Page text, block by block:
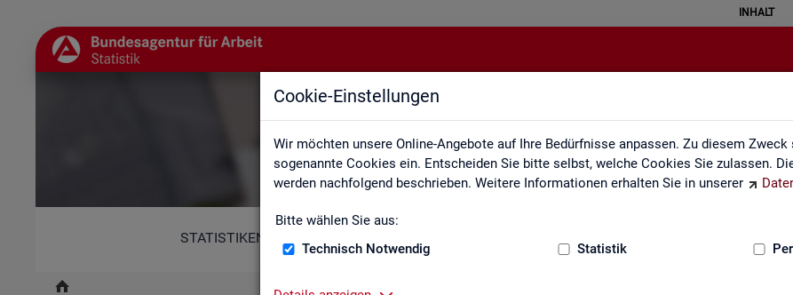
Cookie-Einstellungen
Wir möchten unsere Online-Angebote auf Ihre Bedürfnisse anpassen. Zu diesem Zweck
sogenannte Cookies ein. Entscheiden Sie bitte selbst, welche Cookies Sie zulassen.
werden nachfolgend beschrieben. Weitere Informationen erhalten Sie in unserer
Bitte wählen Sie aus:
Technisch Notwendig
Statistik
INHALT
Fachkräfteengpassanalyse
STATISTIKEN